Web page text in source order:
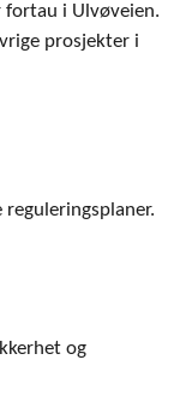
fortau i Ulvøveien.
prosjekter i
og